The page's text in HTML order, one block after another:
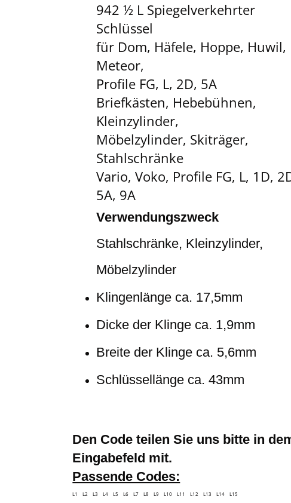
942 ½ L Spiegelverkehrter
Schlüssel
für Dom, Häfele, Hoppe, Huwil,
Meteor,
Profile FG, L, 2D, 5A
Briefkästen, Hebebühnen,
Kleinzylinder,
Möbelzylinder, Skiträger,
Stahlschränke
Vario, Voko, Profile FG, L, 1D,
5A, 9A
Verwendungszweck
Stahlschränke, Kleinzylinder,
Möbelzylinder
Klingenlänge ca. 17,5mm
Dicke der Klinge ca. 1,9mm
Breite der Klinge ca. 5,6mm
Schlüssellänge ca. 43mm
Den Code teilen Sie uns bitte in
Eingabefeld mit.
Passende Codes:
L1 L2 L3 L4 L5 L6 L7 L8 L9 L10 L11 L12 L13 L14 L15